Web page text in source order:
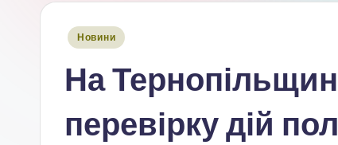
Опубліковано
Новини
На
перевірку дій